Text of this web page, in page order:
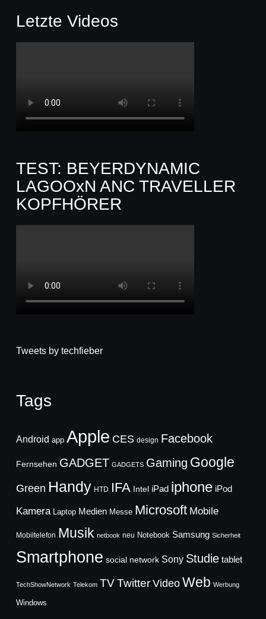
Letzte Videos
TEST: BEYERDYNAMIC
LAGOOxN ANC TRAVELLER
KOPFHÖRER
Tweets by techfieber
Tags
Android app Apple CES design Facebook
Fernsehen GADGET GADGETS Gaming Google
Green Handy HTD IFA Intel iPad iphone iPod
Kamera Laptop Medien Messe Microsoft Mobile
Mobiltelefon Musik netbook neu Notebook Samsung Sicherheit
Smartphone social network Sony Studie tablet
TechShowNetwork Telekom TVTwitter Video Web Werbung
Windows